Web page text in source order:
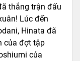
thắng trận đấu
Lúc đến
Hinata đã
của đợt tập
của